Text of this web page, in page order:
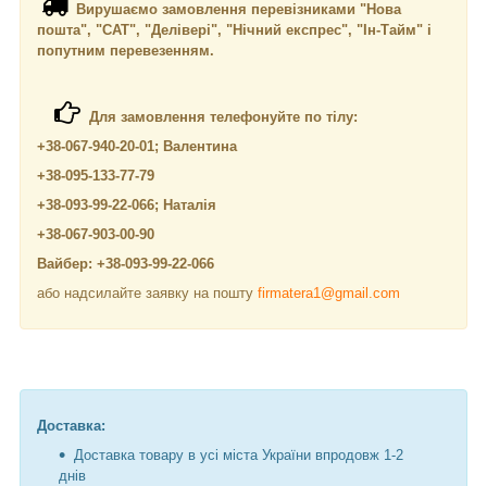
Вирушаємо замовлення перевізниками "Нова
пошта", "САТ", "Делівері", "Нічний експрес", "Ін-Тайм" і
попутним перевезенням.
Для замовлення телефонуйте по тілу:
+38-067-940-20-01; Валентина
+38-095-133-77-79
+38-093-99-22-066; Наталія
+38-067-903-00-90
Вайбер: +38-093-99-22-066
або надсилайте заявку на пошту firmatera1@gmail.com
Доставка:
Доставка товару в усі міста України впродовж 1-2
днів